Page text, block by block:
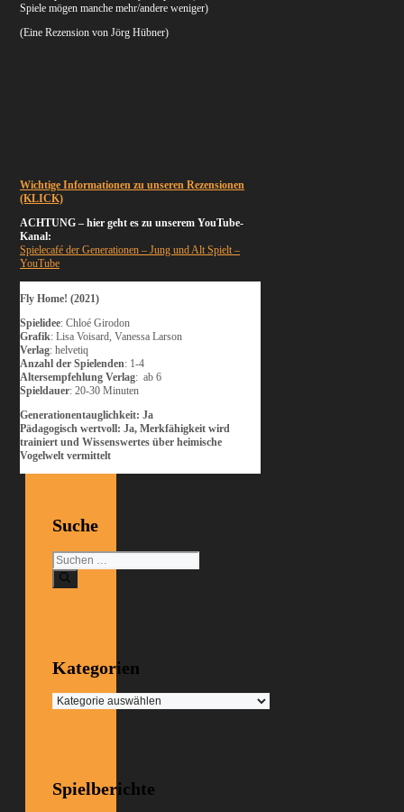
Spiele mögen manche mehr/andere weniger)
(Eine Rezension von Jörg Hübner)
Wichtige Informationen zu unseren Rezensionen
(KLICK)
ACHTUNG – hier geht es zu unserem YouTube-
Kanal:
Spielecafé der Generationen – Jung und Alt Spielt –
YouTube
Fly Home! (2021)
Spielidee: Chloé Girodon
Grafik: Lisa Voisard, Vanessa Larson
Verlag: helvetiq
Anzahl der Spielenden: 1-4
Altersempfehlung Verlag: ab 6
Spieldauer: 20-30 Minuten
Generationentauglichkeit: Ja
Pädagogisch wertvoll: Ja, Merkfähigkeit wird
trainiert und Wissenswertes über heimische
Vogelwelt vermittelt
Suche
Suchen
nach:
Kategorien
Kategorien
Spielberichte